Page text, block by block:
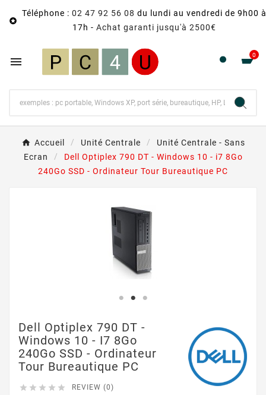

Téléphone : 02 47 92 56 08 du lundi au vendredi de 9h00 à
17h - Achat garanti jusqu'à 2500€
 0
Accueil Unité Centrale
Unité Centrale - Sans
Ecran
Dell Optiplex 790 DT - Windows 10 - i7 8Go
240Go SSD - Ordinateur Tour Bureautique PC
Dell Optiplex 790 DT -
Windows 10 - I7 8Go
240Go SSD - Ordinateur
Tour Bureautique PC
     REVIEW (0)